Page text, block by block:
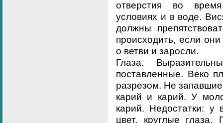
отверстия во
условиях и в воде.
должны
происходить, если
о ветви и заросли.
Глаза.
поставленные. Веко
разрезом. Не
карий и карий. У
карий. Недостатки: у
цвет, круглые глаза.